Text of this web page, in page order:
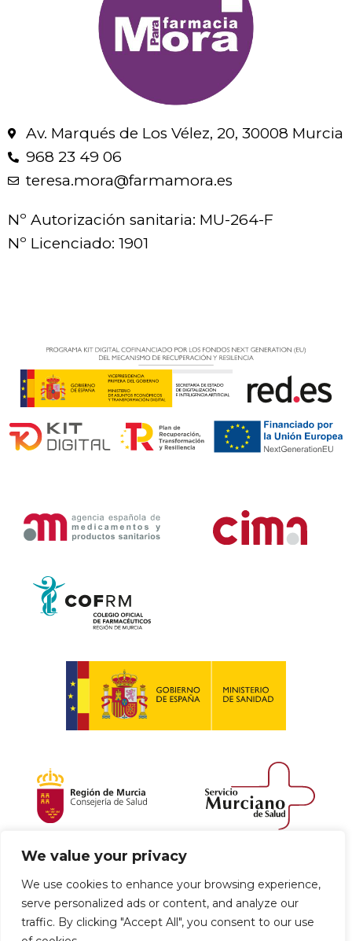
We value your privacy
We use cookies to enhance your browsing experience,
serve personalized ads or content, and analyze our
traffic. By clicking "Accept All", you consent to our use
Av. Marqués de Los Vélez, 20, 30008 Murcia
968 23 49 06
teresa.mora@farmamora.es
Nº Autorización sanitaria: MU-264-F
Nº Licenciado: 1901
Política de envío y devoluciones
Política de privacidad Uso de cookies